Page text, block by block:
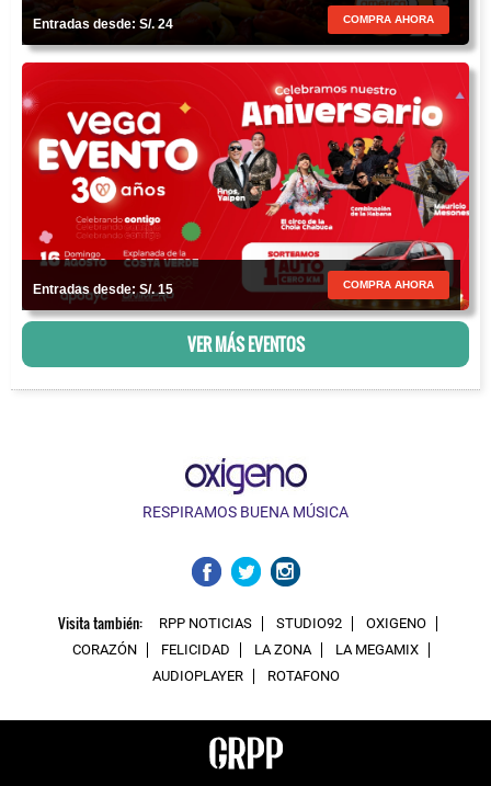
Entradas desde: S/. 24 COMPRA AHORA
Entradas desde: S/. 15 COMPRA AHORA
VER MÁS EVENTOS
RESPIRAMOS BUENA MÚSICA
Visita también: RPP NOTICIAS STUDIO92
OXIGENO
CORAZÓN
FELICIDAD LA ZONA
LA MEGAMIX
AUDIOPLAYER
ROTAFONO